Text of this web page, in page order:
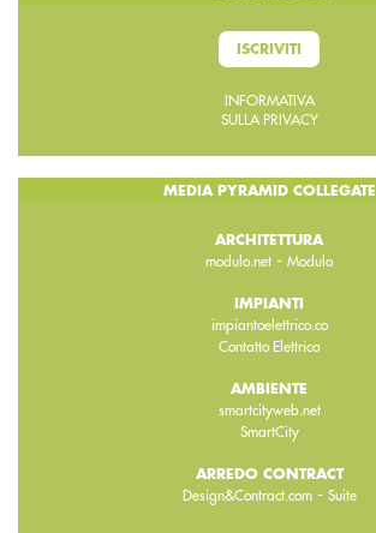
ISCRIVITI
INFORMATIVA
SULLA PRIVACY
MEDIA PYRAMID COLLEGATE
ARCHITETTURA
modulo.net - Modulo
IMPIANTI
impiantoelettrico.co
Contatto Elettrico
AMBIENTE
smartcityweb.net
SmartCity
ARREDO CONTRACT
Design&Contract.com- Suite